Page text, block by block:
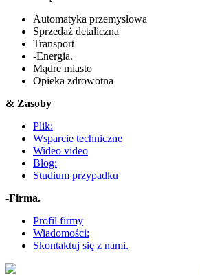
Automatyka przemysłowa
Sprzedaż detaliczna
Transport
-Energia.
Mądre miasto
Opieka zdrowotna
& Zasoby
Plik:
Wsparcie techniczne
Wideo video
Blog:
Studium przypadku
-Firma.
Profil firmy
Wiadomości:
Skontaktuj się z nami.